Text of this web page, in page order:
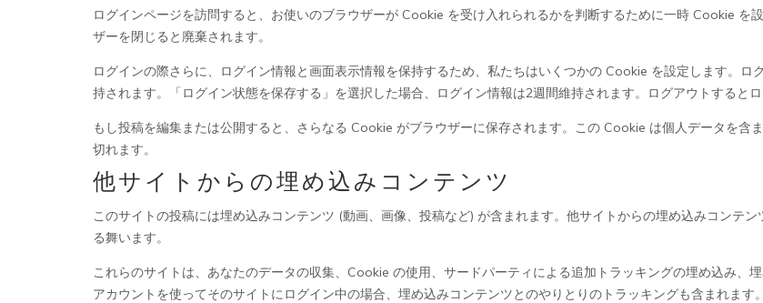
ログインページを訪問すると、お使いのブラウザーが Cookie を受け入れられるかを判断するために一時 Cookie を
ザーを閉じると廃棄されます。
ログインの際さらに、ログイン情報と画面表示情報を保持するため、私たちはいくつかの Cookie を設定します。
持されます。「ログイン状態を保存する」を選択した場合、ログイン情報は2週間維持されます。ログアウトすると
もし投稿を編集または公開すると、さらなる Cookie がブラウザーに保存されます。この Cookie は個人データを含
切れます。
他サイトからの埋め込みコンテンツ
このサイトの投稿には埋め込みコンテンツ (動画、画像、投稿など) が含まれます。他サイトからの埋め込みコンテ
る舞います。
これらのサイトは、あなたのデータの収集、Cookie の使用、サードパーティによる追加トラッキングの埋め込み、
アカウントを使ってそのサイトにログイン中の場合、埋め込みコンテンツとのやりとりのトラッキングも含まれます。